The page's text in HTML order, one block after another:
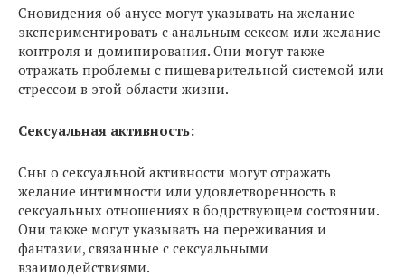
Сновидения об анусе могут указывать на желание
экспериментировать с анальным сексом или желание
контроля и доминирования. Они могут также
отражать проблемы с пищеварительной системой или
стрессом в этой области жизни.
Сексуальная активность:
Сны о сексуальной активности могут отражать
желание интимности или удовлетворенность в
сексуальных отношениях в бодрствующем состоянии.
Они также могут указывать на переживания и
фантазии, связанные с сексуальными
взаимодействиями.